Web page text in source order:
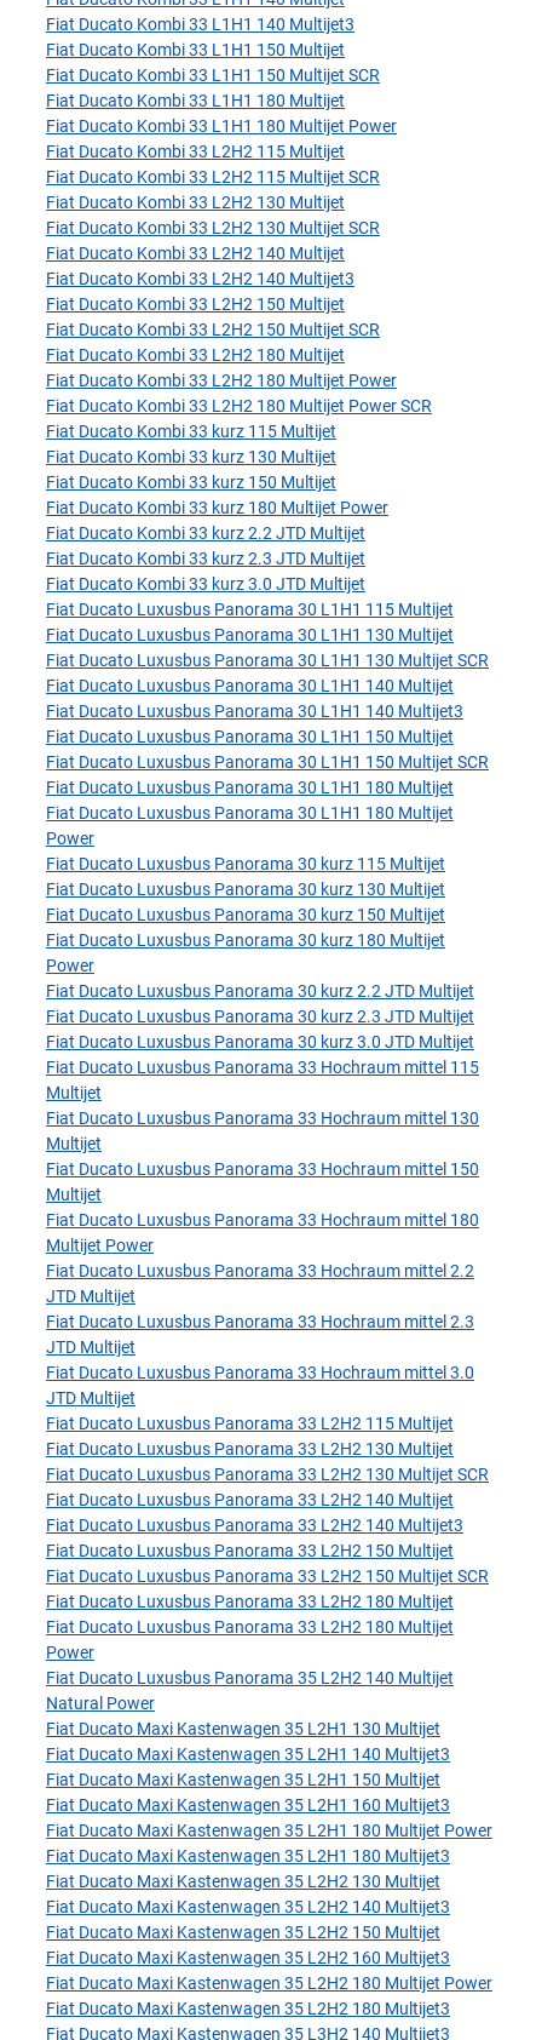
Fiat Ducato Kombi 33 L1H1 140 Multijet3
Fiat Ducato Kombi 33 L1H1 150 Multijet
Fiat Ducato Kombi 33 L1H1 150 Multijet SCR
Fiat Ducato Kombi 33 L1H1 180 Multijet
Fiat Ducato Kombi 33 L1H1 180 Multijet Power
Fiat Ducato Kombi 33 L2H2 115 Multijet
Fiat Ducato Kombi 33 L2H2 115 Multijet SCR
Fiat Ducato Kombi 33 L2H2 130 Multijet
Fiat Ducato Kombi 33 L2H2 130 Multijet SCR
Fiat Ducato Kombi 33 L2H2 140 Multijet
Fiat Ducato Kombi 33 L2H2 140 Multijet3
Fiat Ducato Kombi 33 L2H2 150 Multijet
Fiat Ducato Kombi 33 L2H2 150 Multijet SCR
Fiat Ducato Kombi 33 L2H2 180 Multijet
Fiat Ducato Kombi 33 L2H2 180 Multijet Power
Fiat Ducato Kombi 33 L2H2 180 Multijet Power SCR
Fiat Ducato Kombi 33 kurz 115 Multijet
Fiat Ducato Kombi 33 kurz 130 Multijet
Fiat Ducato Kombi 33 kurz 150 Multijet
Fiat Ducato Kombi 33 kurz 180 Multijet Power
Fiat Ducato Kombi 33 kurz 2.2 JTD Multijet
Fiat Ducato Kombi 33 kurz 2.3 JTD Multijet
Fiat Ducato Kombi 33 kurz 3.0 JTD Multijet
Fiat Ducato Luxusbus Panorama 30 L1H1 115 Multijet
Fiat Ducato Luxusbus Panorama 30 L1H1 130 Multijet
Fiat Ducato Luxusbus Panorama 30 L1H1 130 Multijet SCR
Fiat Ducato Luxusbus Panorama 30 L1H1 140 Multijet
Fiat Ducato Luxusbus Panorama 30 L1H1 140 Multijet3
Fiat Ducato Luxusbus Panorama 30 L1H1 150 Multijet
Fiat Ducato Luxusbus Panorama 30 L1H1 150 Multijet SCR
Fiat Ducato Luxusbus Panorama 30 L1H1 180 Multijet
Fiat Ducato Luxusbus Panorama 30 L1H1 180 Multijet
Power
Fiat Ducato Luxusbus Panorama 30 kurz 115 Multijet
Fiat Ducato Luxusbus Panorama 30 kurz 130 Multijet
Fiat Ducato Luxusbus Panorama 30 kurz 150 Multijet
Fiat Ducato Luxusbus Panorama 30 kurz 180 Multijet
Power
Fiat Ducato Luxusbus Panorama 30 kurz 2.2 JTD Multijet
Fiat Ducato Luxusbus Panorama 30 kurz 2.3 JTD Multijet
Fiat Ducato Luxusbus Panorama 30 kurz 3.0 JTD Multijet
Fiat Ducato Luxusbus Panorama 33 Hochraum mittel 115
Multijet
Fiat Ducato Luxusbus Panorama 33 Hochraum mittel 130
Multijet
Fiat Ducato Luxusbus Panorama 33 Hochraum mittel 150
Multijet
Fiat Ducato Luxusbus Panorama 33 Hochraum mittel 180
Multijet Power
Fiat Ducato Luxusbus Panorama 33 Hochraum mittel 2.2
JTD Multijet
Fiat Ducato Luxusbus Panorama 33 Hochraum mittel 2.3
JTD Multijet
Fiat Ducato Luxusbus Panorama 33 Hochraum mittel 3.0
JTD Multijet
Fiat Ducato Luxusbus Panorama 33 L2H2 115 Multijet
Fiat Ducato Luxusbus Panorama 33 L2H2 130 Multijet
Fiat Ducato Luxusbus Panorama 33 L2H2 130 Multijet SCR
Fiat Ducato Luxusbus Panorama 33 L2H2 140 Multijet
Fiat Ducato Luxusbus Panorama 33 L2H2 140 Multijet3
Fiat Ducato Luxusbus Panorama 33 L2H2 150 Multijet
Fiat Ducato Luxusbus Panorama 33 L2H2 150 Multijet SCR
Fiat Ducato Luxusbus Panorama 33 L2H2 180 Multijet
Fiat Ducato Luxusbus Panorama 33 L2H2 180 Multijet
Power
Fiat Ducato Luxusbus Panorama 35 L2H2 140 Multijet
Natural Power
Fiat Ducato Maxi Kastenwagen 35 L2H1 130 Multijet
Fiat Ducato Maxi Kastenwagen 35 L2H1 140 Multijet3
Fiat Ducato Maxi Kastenwagen 35 L2H1 150 Multijet
Fiat Ducato Maxi Kastenwagen 35 L2H1 160 Multijet3
Fiat Ducato Maxi Kastenwagen 35 L2H1 180 Multijet Power
Fiat Ducato Maxi Kastenwagen 35 L2H1 180 Multijet3
Fiat Ducato Maxi Kastenwagen 35 L2H2 130 Multijet
Fiat Ducato Maxi Kastenwagen 35 L2H2 140 Multijet3
Fiat Ducato Maxi Kastenwagen 35 L2H2 150 Multijet
Fiat Ducato Maxi Kastenwagen 35 L2H2 160 Multijet3
Fiat Ducato Maxi Kastenwagen 35 L2H2 180 Multijet Power
Fiat Ducato Maxi Kastenwagen 35 L2H2 180 Multijet3
Fiat Ducato Maxi Kastenwagen 35 L3H2 140 Multijet3